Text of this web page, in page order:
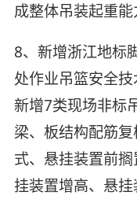
成整体吊装起重能
8、新增浙江地标
处作业吊篮安全技
新增7类现场非标
梁、板结构配筋
式、悬挂装置前
挂装置增高、悬